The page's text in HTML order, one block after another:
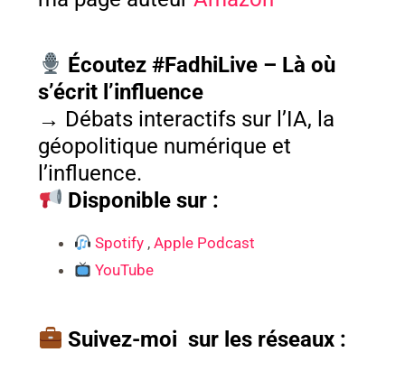
Écoutez #FadhiLive – Là où
s’écrit l’influence
→ Débats interactifs sur l’IA, la
géopolitique numérique et
l’influence.
Disponible sur :
Spotify ,Apple Podcast
YouTube
Suivez-moi sur les réseaux :